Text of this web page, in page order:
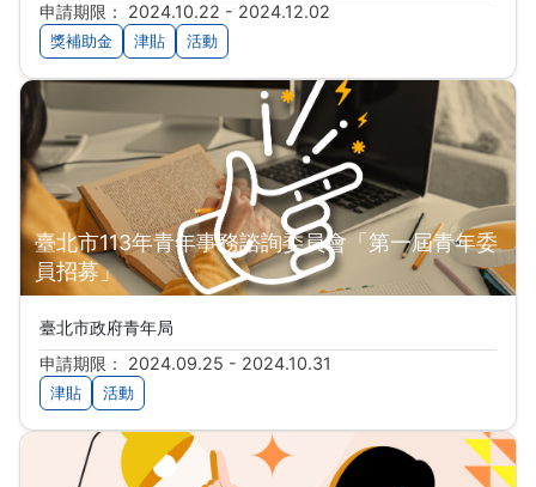
申請期限： 2024.10.22 - 2024.12.02
獎補助金 津貼 活動
臺北市113年青年事務諮詢委員會「第一屆青年委
員招募」
臺北市政府青年局
申請期限： 2024.09.25 - 2024.10.31
津貼 活動